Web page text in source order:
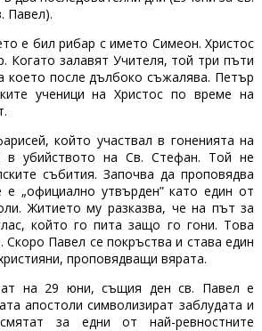
Павел).
е бил рибар с името Симеон. Христос
Когато залавят Учителя, той три пъти
което после дълбоко съжалява. Петър
ученици на Христос по време на
който участвал в гоненията на
в убийството на Св. Стефан. Той не
събития. Започва да проповядва
„официално утвърден” като един от
Житието му разказва, че на път за
който го пита защо го гони. Това
Скоро Павел се покръства и става един
проповядващи вярата.
на 29 юни, същия ден св. Павел е
апостоли символизират заблудата и
за едни от най-ревностните